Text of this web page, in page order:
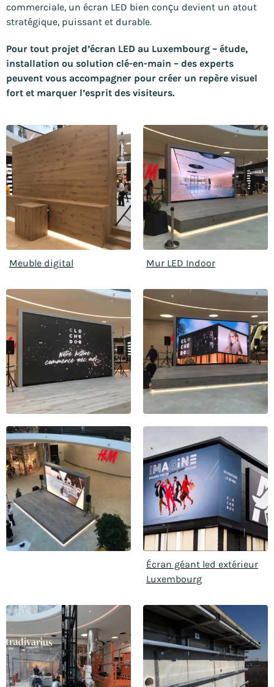
commerciale, un écran LED bien conçu devient un atout
stratégique, puissant et durable.
Pour tout projet d’écran LED au Luxembourg – étude,
installation ou solution clé-en-main – des experts
peuvent vous accompagner pour créer un repère visuel
fort et marquer l’esprit des visiteurs.
Meuble digital Mur LED Indoor
Écran géant led extérieur
Luxembourg